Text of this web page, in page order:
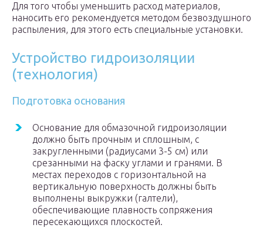
Для того чтобы уменьшить расход материалов,
наносить его рекомендуется методом безвоздушного
распыления, для этого есть специальные установки.
Устройство гидроизоляции
(технология)
Подготовка основания
Основание для обмазочной гидроизоляции
должно быть прочным и сплошным, с
закругленными (радиусами 3-5 см) или
срезанными на фаску углами и гранями. В
местах переходов с горизонтальной на
вертикальную поверхность должны быть
выполнены выкружки (галтели),
обеспечивающие плавность сопряжения
пересекающихся плоскостей.